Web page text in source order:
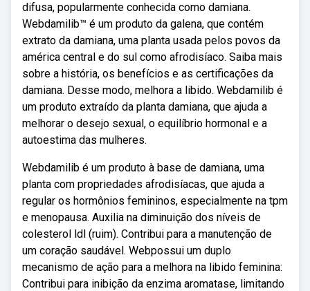
difusa, popularmente conhecida como damiana.
Webdamilib™ é um produto da galena, que contém
extrato da damiana, uma planta usada pelos povos da
américa central e do sul como afrodisíaco. Saiba mais
sobre a história, os benefícios e as certificações da
damiana. Desse modo, melhora a libido. Webdamilib é
um produto extraído da planta damiana, que ajuda a
melhorar o desejo sexual, o equilíbrio hormonal e a
autoestima das mulheres.
Webdamilib é um produto à base de damiana, uma
planta com propriedades afrodisíacas, que ajuda a
regular os hormônios femininos, especialmente na tpm
e menopausa. Auxilia na diminuição dos níveis de
colesterol ldl (ruim). Contribui para a manutenção de
um coração saudável. Webpossui um duplo
mecanismo de ação para a melhora na libido feminina:
Contribui para inibição da enzima aromatase, limitando